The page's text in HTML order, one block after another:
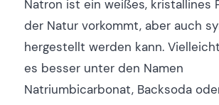
Natron ist ein weißes, kristallines
der Natur vorkommt, aber auch
hergestellt werden kann.
es besser unter den Namen
Natriumbicarbonat, Backsoda